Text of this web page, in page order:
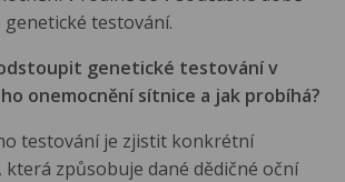
testování.
genetické testování v
onemocnění sítnice a jak probíhá?
testování je zjistit konkrétní
která způsobuje dané dědičné oční